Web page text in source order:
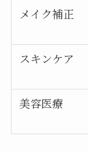
メイク補正
スキンケア
美容医療